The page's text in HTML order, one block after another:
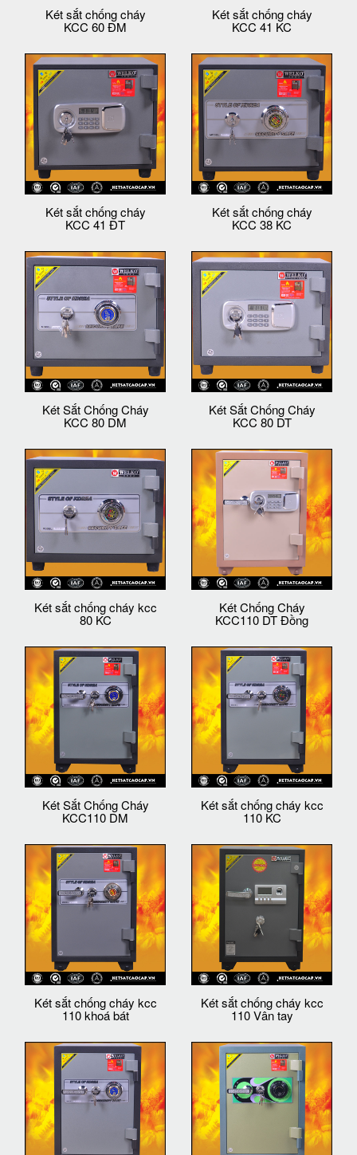
Két sắt chống cháy
KCC 60 ĐM
Két sắt chống cháy
KCC 41 KC
Két sắt chống cháy
KCC 41 ĐT
Két sắt chống cháy
KCC 38 KC
Két Sắt Chống Cháy
KCC 80 DM
Két Sắt Chống Cháy
KCC 80 DT
Két sắt chống cháy kcc
80 KC
Két Chống Cháy
KCC110 DT Đồng
Két Sắt Chống Cháy
KCC110 DM
Két sắt chống cháy kcc
110 KC
Két sắt chống cháy kcc
110 khoá bát
Két sắt chống cháy kcc
110 Vân tay